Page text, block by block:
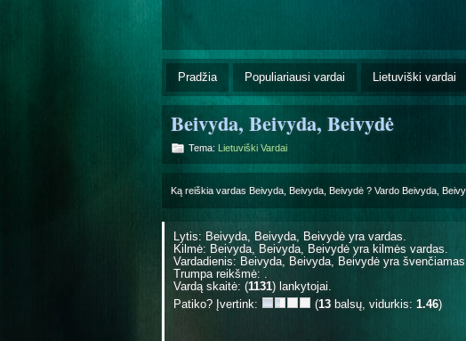
Pradžia Populiariausi vardai Lietuviški vardai
Beivyda, Beivyda, Beivydė
Tema: Lietuviški Vardai
Ką reiškia vardas Beivyda, Beivyda, Beivydė ? Vardo Beivyda,
Lytis: Beivyda, Beivyda, Beivydė yra vardas.
Kilmė: Beivyda, Beivyda, Beivydė yra kilmės vardas.
Vardadienis: Beivyda, Beivyda, Beivydė yra švenčiamas
Trumpa reikšmė: .
Vardą skaitė: (1131) lankytojai.
Patiko? Įvertink:
(13 balsų, vidurkis: 1.46)